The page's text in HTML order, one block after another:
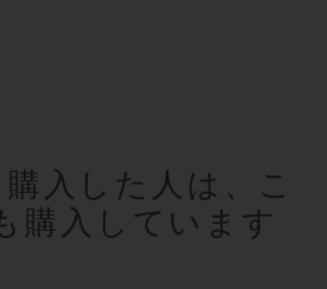
入した人は、こ
購入しています